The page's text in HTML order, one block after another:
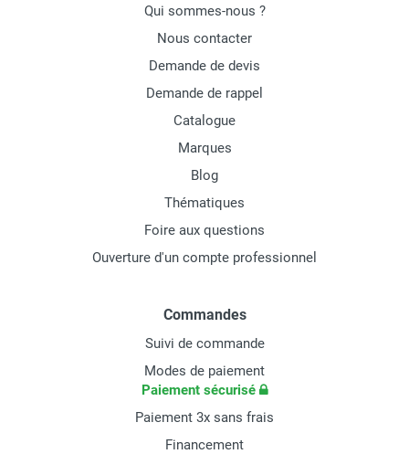
Qui sommes-nous ?
Nous contacter
Demande de devis
Demande de rappel
Catalogue
Marques
Blog
Thématiques
Foire aux questions
Ouverture d'un compte professionnel
Commandes
Suivi de commande
Modes de paiement
Paiement sécurisé
Paiement 3x sans frais
Financement